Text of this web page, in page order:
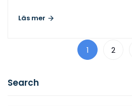
Läs mer
1 2
Search